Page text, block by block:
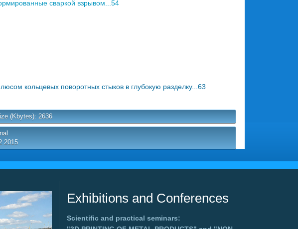
сваркой взрывом...54
кольцевых поворотных стыков в глубокую разделку...63
(Kbytes): 2636
2015
Exhibitions and Conferences
Scientific and practical seminars: